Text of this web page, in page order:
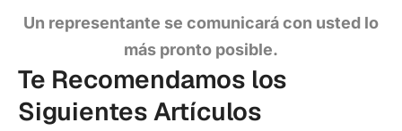
Un representante se comunicará con usted lo
más pronto posible.
Te Recomendamos los
Siguientes Artículos